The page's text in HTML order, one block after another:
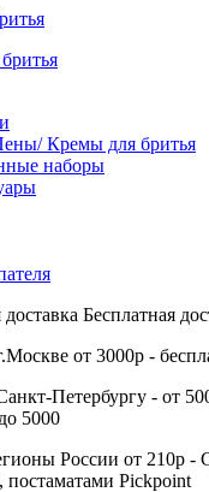
Кремы для бритья
наборы
Бесплатная
от 3000р -
Петербургу - от
5000
России от 210р
Pickpoint